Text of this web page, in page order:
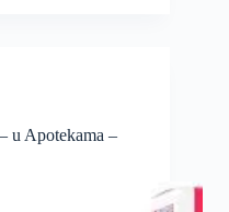
u Apotekama –